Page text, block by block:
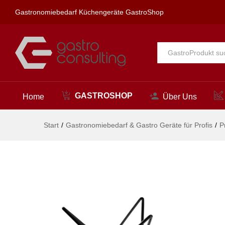
Gastronomiebedarf Küchengeräte GastroShop
Alle
Home GASTROSHOP Über Uns
Start / Gastronomiebedarf & Gastro Geräte für Profis /
Beschreibung